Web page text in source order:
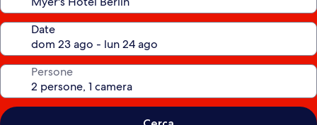
Date
Persone